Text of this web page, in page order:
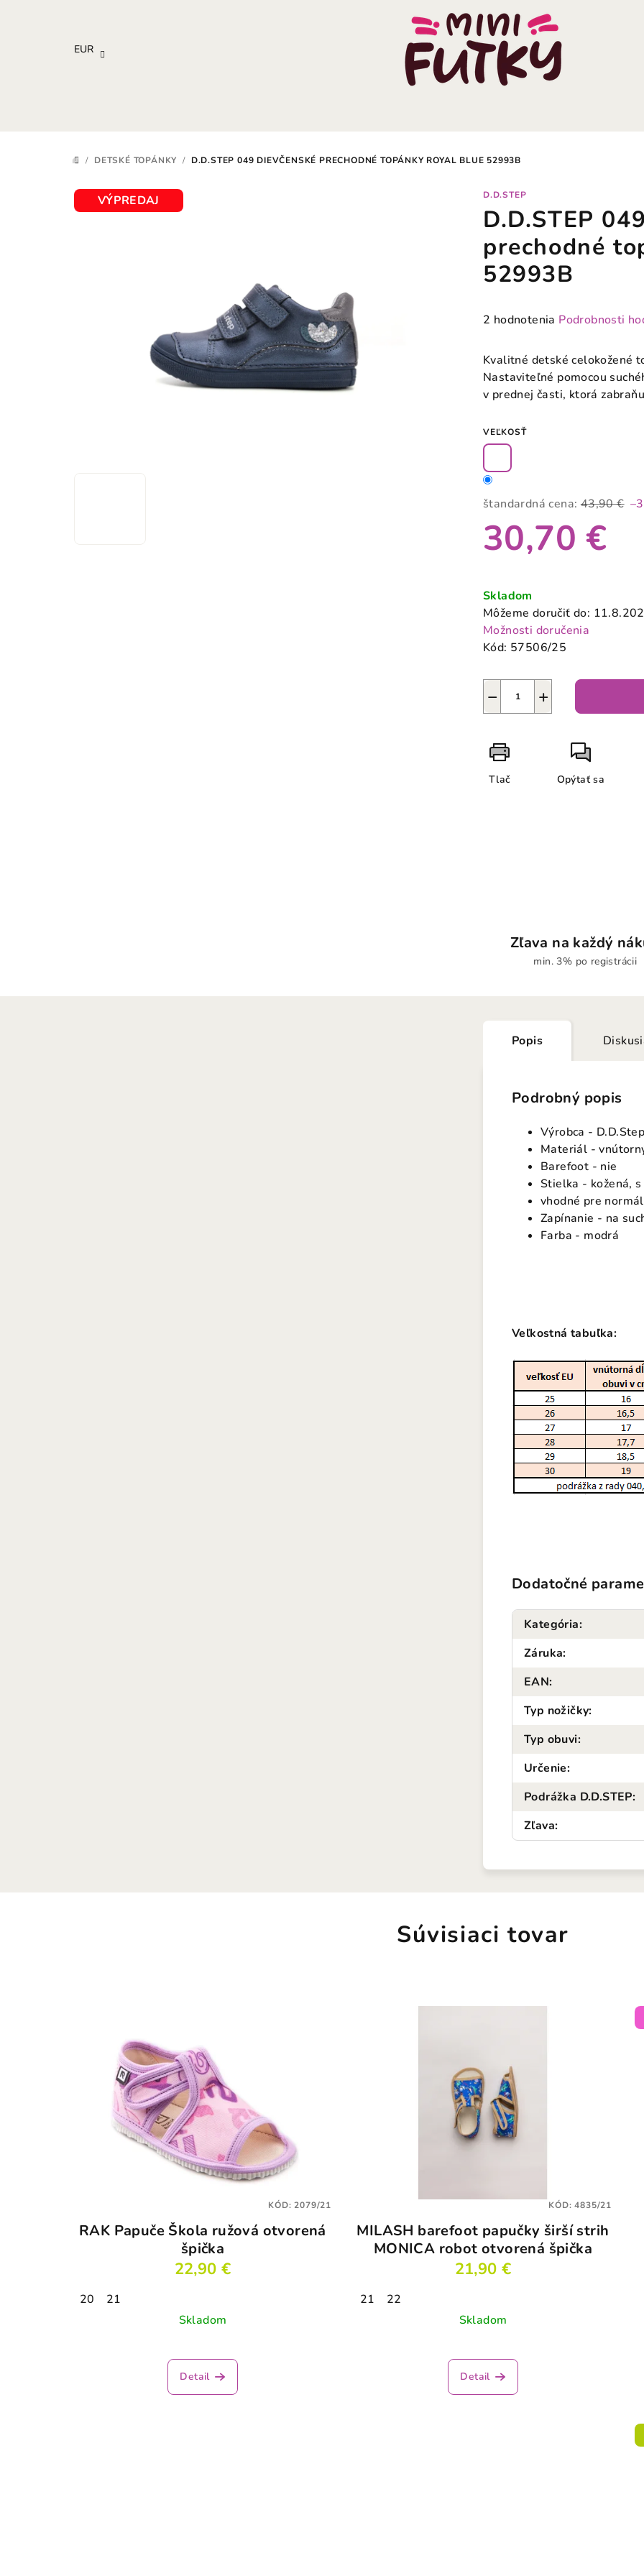
EUR
DOMOV
/ DETSKÉ TOPÁNKY / D.D.STEP 049 DIEVČENSKÉ PRECHODNÉ TOPÁNKY ROYAL BLUE 52993B
D.D.STEP
D.D.STEP
prechodné
52993B
Priemerné
produktu
je
hviezdičiek.
2 hodnotenia Podrobnosti
Kvalitné detské celokožené
Nastaviteľné pomocou
v prednej časti, ktorá
VEĽKOSŤ
štandardná cena: 43,90 €
30,70 €
cena:
Skladom
Môžeme doručiť do:
Možnosti doručenia
Kód: 57506/25
+
−
Tlač Opýtať sa
VÝPREDAJ
Zľava na každý
min. 3% po registrácii
Popis
Podrobný popis
Výrobca -
Materiál -
Barefoot - nie
Stielka - kožená,
vhodné pre
Zapínanie - na
Farba - modrá
Veľkostná tabuľka:
Dodatočné
Kategória:
Záruka:
EAN:
Typ nožičky:
Typ obuvi:
Určenie:
Podrážka D.D.STEP:
Zľava:
Súvisiaci tovar
RAK Papuče Škola ružová otvorená
špička
22,90 €
20
21
Skladom
Detail
KÓD:2079/21
MILASH barefoot papučky širší strih
MONICA robot otvorená špička
21,90 €
21
22
Skladom
hodnotenie
produktu
je
Detail
KÓD:4835/21